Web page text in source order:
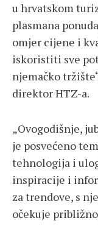
u hrvatskom
plasmana
omjer cijene i
iskoristiti sve
njemačko
direktor HTZ-a.
„Ovogodišnje,
je posvećeno
tehnologija i
inspiracije i
za trendove, s
očekuje